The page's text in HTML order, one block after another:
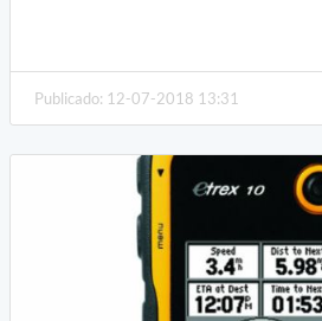
Publicado: 12-07-2018 13:31